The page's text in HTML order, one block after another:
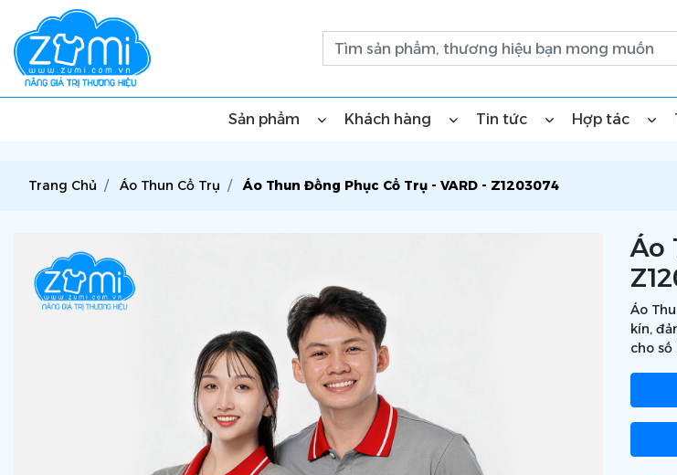
Sản phẩm Khách hàng Tin tức Hợp tác
Trang Chủ Áo Thun Cổ Trụ Áo Thun Đồng Phục Cổ Trụ - VARD - Z1203074
Áo
Áo
kín,
cho